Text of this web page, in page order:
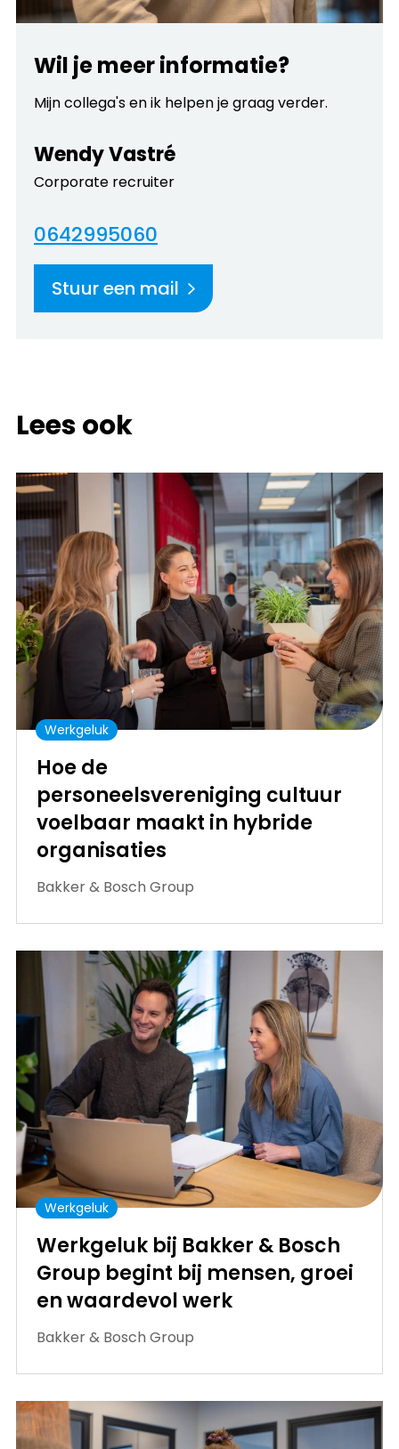
Wil je meer informatie?
Mijn collega's en ik helpen je graag verder.
Wendy Vastré
Corporate recruiter
0642995060
Stuur een mail
Lees ook
Werkgeluk
Hoe de
personeelsvereniging cultuur
voelbaar maakt in hybride
organisaties
Bakker & Bosch Group
Werkgeluk
Werkgeluk bij Bakker & Bosch
Group begint bij mensen, groei
en waardevol werk
Bakker & Bosch Group